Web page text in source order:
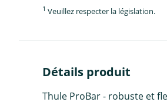
1 Veuillez respecter la législation.
Détails produit
Thule ProBar - robuste et